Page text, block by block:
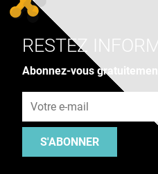
RESTEZ
Abonnez-vous
S'ABONNER